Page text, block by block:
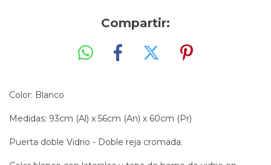
Compartir:
Color: Blanco
Medidas: 93cm (Al) x 56cm (An) x 60cm (Pr)
Puerta doble Vidrio - Doble reja cromada.